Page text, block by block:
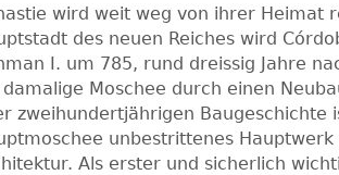
wird weit weg von ihrer Heimat
des neuen Reiches wird
I. um 785, rund dreissig Jahre
damalige Moschee durch einen
zweihundertjährigen Baugeschichte
unbestrittenes
Als erster und sicherlich